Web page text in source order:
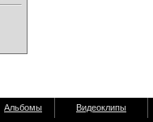
Альбомы Видеоклипы